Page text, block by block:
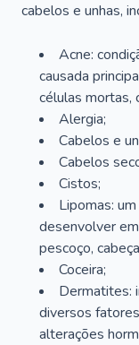
cabelos e unhas,
Acne:
causada
células mortas,
Alergia;
Cabelos e
Cabelos
Cistos;
Lipomas:
desenvolver
pescoço,
Coceira;
Dermatites:
diversos
alterações